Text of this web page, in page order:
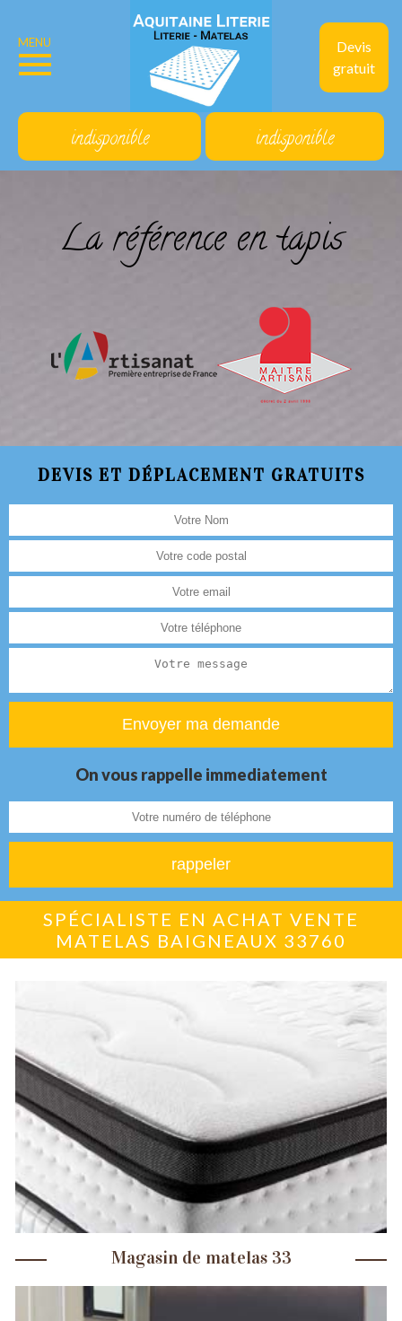
Devis
gratuit
MENU
indisponible indisponible
La référence en tapis
DEVIS ET DÉPLACEMENT GRATUITS
On vous rappelle immediatement
SPÉCIALISTE EN ACHAT VENTE
MATELAS BAIGNEAUX 33760
Magasin de matelas 33